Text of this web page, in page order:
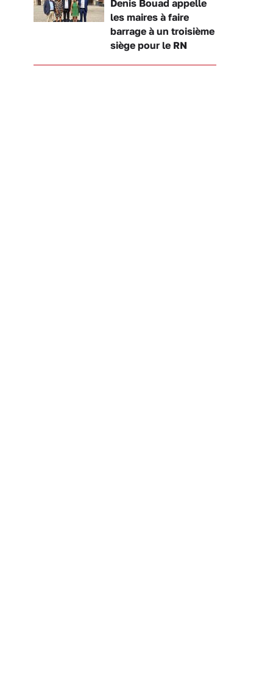
Denis Bouad appelle
les maires à faire
barrage à un troisième
siège pour le RN